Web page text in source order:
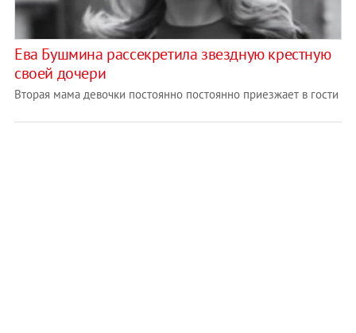
Ева Бушмина рассекретила звездную крестную
своей дочери
Вторая мама девочки постоянно постоянно приезжает в гости